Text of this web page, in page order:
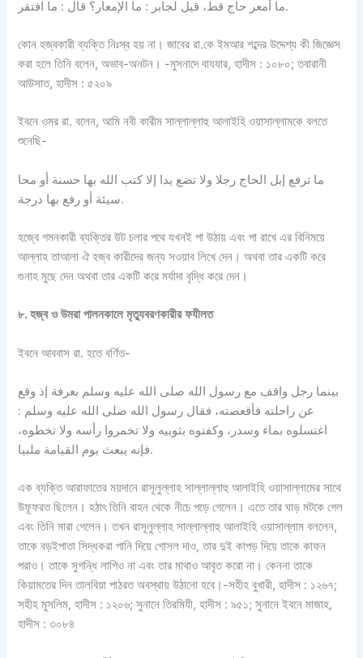
ما أمعر حاج قط، قيل لجابر : ما الإمعار؟ قال : ما افتقر.
কোন হজ্বকারী ব্যক্তি নিঃস্ব হয় না। জাবের রা.কে ইমআর শব্দের উদ্দেশ্য কী জিজ্ঞেস
করা হলে তিনি বলেন, অভাব-অনটন। -মুসনাদে বাযযার, হাদীস : ১০৮০; তবারানী
আউসাত, হাদীস : ৫২০৯
ইবনে ওমর রা. বলেন, আমি নবী কারীম সাল্লাল্লাহু আলাইহি ওয়াসাল্লামকে বলতে
শুনেছি-
ما ترفع إبل الحاج رجلا ولا تضع يدا إلا كتب الله بها حسنة أو محا
سيئة أو رفع بها درجة.
হজ্বে গমনকারী ব্যক্তির উট চলার পথে যখনই পা উঠায় এবং পা রাখে এর বিনিময়ে
আল্লাহ তাআলা ঐ হজ্ব কারীদের জন্য সওয়াব লিখে দেন। অথবা তার একটি করে
গুনাহ মুছে দেন অথবা তার একটি করে মর্যাদা বৃদ্ধি করে দেন।
৮.হজ্ব ও উমরা পালনকালে মৃত্যুবরণকারীর ফযীলত
ইবনে আববাস রা. হতে বর্ণিত-
بينما رجل واقف مع رسول الله صلى الله عليه وسلم بعرفة إذ وقع
عن راحلته فأقعصته، فقال رسول الله صلى الله عليه وسلم :
اغتسلوه بماء وسدر، وكفنوه بثوبيه ولا تخمروا رأسه ولا تخطوه،
فإنه يبعث يوم القيامة ملبيا.
এক ব্যক্তি আরাফাতের ময়দানে রাসূলুল্লাহ সাল্লাল্লাহু আলাইহি ওয়াসাল্লামের সাথে
উফূফরত ছিলেন। হঠাৎ তিনি বাহন থেকে নীচে পড়ে গেলেন। এতে তার ঘাড় মটকে গেল
এবং তিনি মারা গেলেন। তখন রাসূলুল্লাহ সাল্লাল্লাহু আলাইহি ওয়াসাল্লাম বললেন,
তাকে বড়ইপাতা সিদ্ধকরা পানি দিয়ে গোসল দাও, তার দুই কাপড় দিয়ে তাকে কাফন
পরাও। তাকে সুগন্ধি লাগিও না এবং তার মাথাও আবৃত করো না। কেননা তাকে
কিয়ামতের দিন তালবিয়া পাঠরত অবস্থায় উঠানো হবে।-সহীহ বুখারী, হাদীস : ১২৬৭;
সহীহ মুসলিম, হাদীস : ১২০৬; সুনানে তিরমিযী, হাদীস : ৯৫১; সুনানে ইবনে মাজাহ,
হাদীস : ৩০৮৪